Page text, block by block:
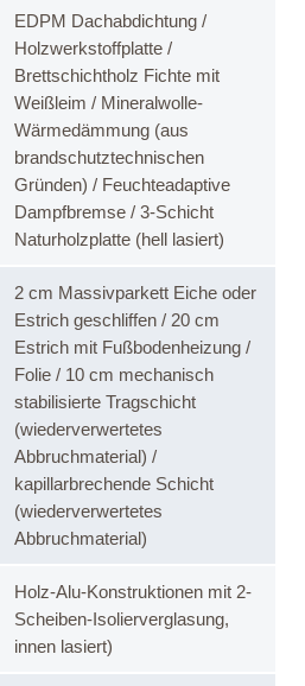
EDPM Dachabdichtung /
Holzwerkstoffplatte /
Brettschichtholz Fichte mit
Weißleim / Mineralwolle-
Wärmedämmung (aus
brandschutztechnischen
Gründen) / Feuchteadaptive
Dampfbremse / 3-Schicht
Naturholzplatte (hell lasiert)
2 cm Massivparkett Eiche oder
Estrich geschliffen / 20 cm
Estrich mit Fußbodenheizung /
Folie / 10 cm mechanisch
stabilisierte Tragschicht
(wiederverwertetes
Abbruchmaterial) /
kapillarbrechende Schicht
(wiederverwertetes
Abbruchmaterial)
Holz-Alu-Konstruktionen mit 2-
Scheiben-Isolierverglasung,
innen lasiert)